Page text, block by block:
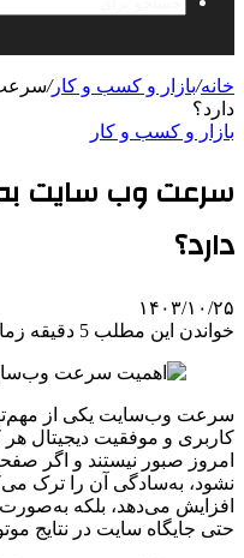
خانه/بازار و کسب و کار/
دارد؟
بازار و کسب و کار
سرعت وب سایت
دارد؟
۱۴۰۳/۱۰/۲۵
خواندن این مطلب 5 دقیقه زمان میبرد
سرعت وب‌سایت یکی از
کاربری و موفقیت دیجیتال
امروز صبور نیستند و اگر
نشود، به‌سادگی آن را ترک
افزایش می‌دهد، بلکه به‌صورت
حتی جایگاه سایت در نتایج